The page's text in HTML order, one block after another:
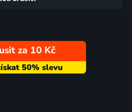
za 10 Kč